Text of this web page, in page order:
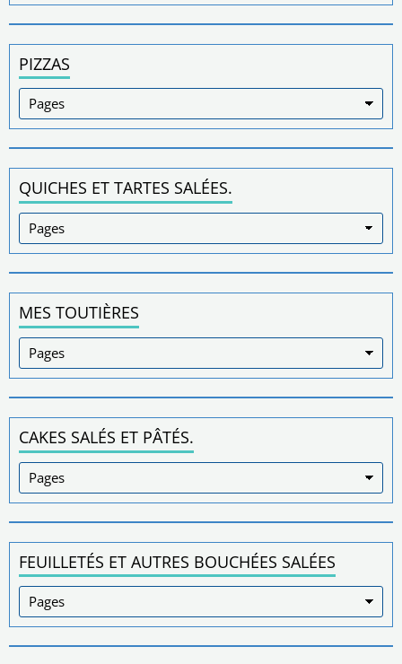
PIZZAS
QUICHES ET TARTES SALÉES.
MES TOUTIÈRES
CAKES SALÉS ET PÂTÉS.
FEUILLETÉS ET AUTRES BOUCHÉES SALÉES